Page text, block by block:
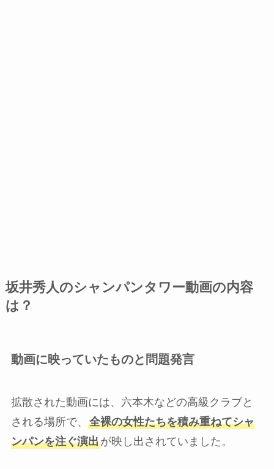
坂井秀人のシャンパンタワー動画の内容
は？
動画に映っていたものと問題発言
拡散された動画には、六本木などの高級クラブと
される場所で、 全裸の女性たちを積み重ねてシャ
ンパンを注ぐ演出が映し出されていました。